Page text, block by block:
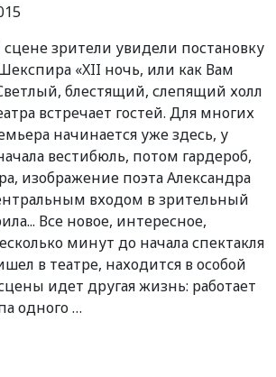
зрители увидели постановку
«XII ночь, или как Вам
блестящий, слепящий холл
встречает гостей. Для многих
начинается уже здесь, у
вестибюль, потом гардероб,
изображение поэта Александра
входом в зрительный
Все новое, интересное,
минут до начала спектакля
в театре, находится в особой
идет другая жизнь: работает
одного …